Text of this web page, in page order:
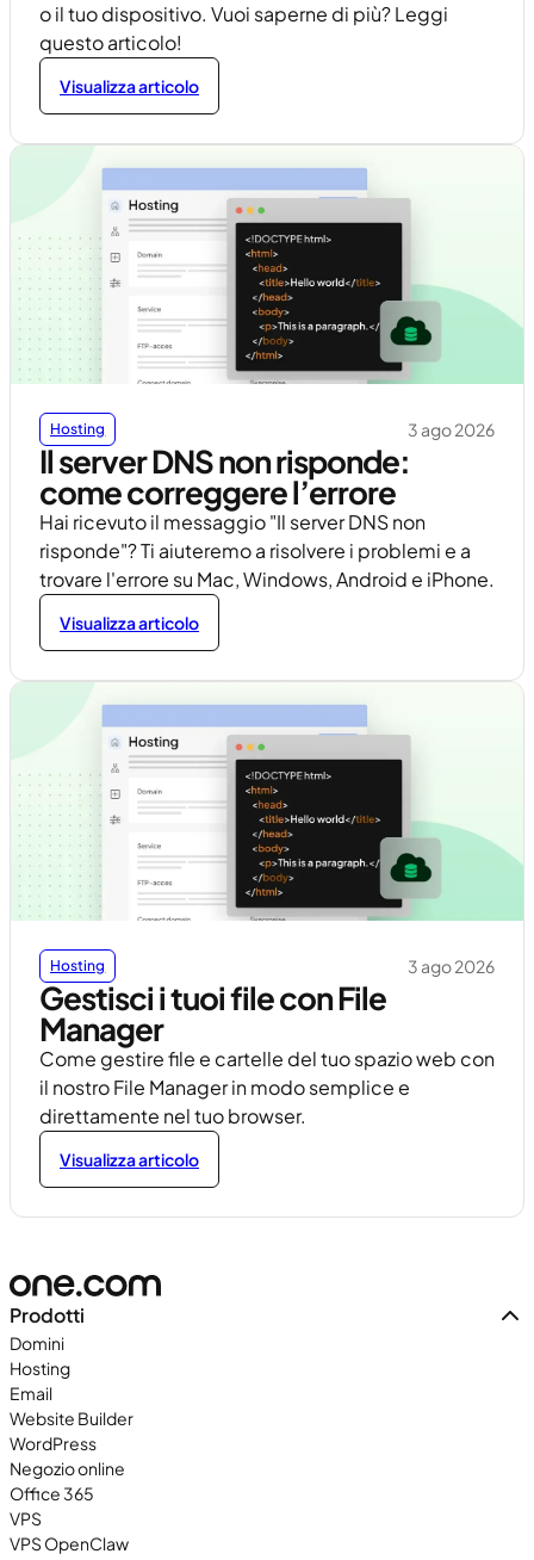
o il tuo dispositivo. Vuoi saperne di più? Leggi
questo articolo!
Visualizza articolo
Hosting 3 ago 2026
Il server DNS non risponde:
come correggere l’errore
Hai ricevuto il messaggio "Il server DNS non
risponde"? Ti aiuteremo a risolvere i problemi e a
trovare l'errore su Mac, Windows, Android e iPhone.
Visualizza articolo
Hosting 3 ago 2026
Gestisci i tuoi file con File
Manager
Come gestire file e cartelle del tuo spazio web con
il nostro File Manager in modo semplice e
direttamente nel tuo browser.
Visualizza articolo
Prodotti
Domini
Hosting
Email
Website Builder
WordPress
Negozio online
Office 365
VPS
VPS OpenClaw